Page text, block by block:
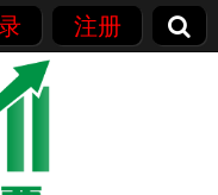
注册